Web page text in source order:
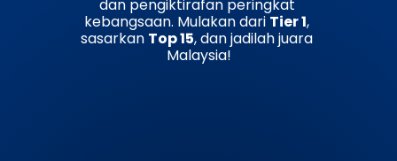
dan pengiktirafan peringkat
kebangsaan. Mulakan dari Tier 1,
sasarkan Top 15, dan jadilah juara
Malaysia!